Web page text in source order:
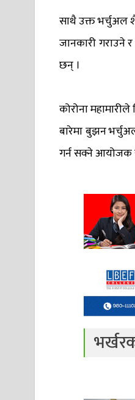
साथै उक्त भर्चुअल
जानकारी गराउने र
छन् ।
कोरोना
बारेमा बुझन
गर्न सक्ने आयोजक